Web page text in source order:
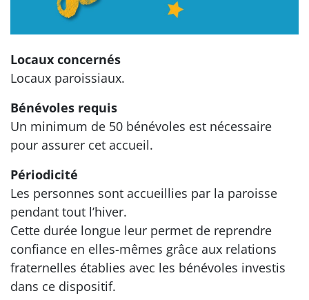
Locaux concernés
Locaux paroissiaux.
Bénévoles requis
Un minimum de 50 bénévoles est nécessaire
pour assurer cet accueil.
Périodicité
Les personnes sont accueillies par la paroisse
pendant tout l’hiver.
Cette durée longue leur permet de reprendre
confiance en elles-mêmes grâce aux relations
fraternelles établies avec les bénévoles investis
dans ce dispositif.